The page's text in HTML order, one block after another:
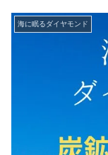
海に眠るダイヤモンド